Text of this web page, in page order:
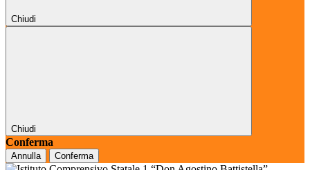
Chiudi
Chiudi
Conferma
Annulla Conferma